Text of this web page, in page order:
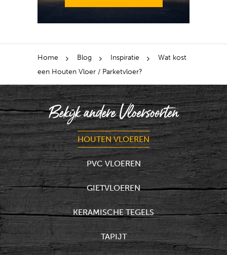
Home Blog Inspiratie
Wat kost
een Houten Vloer / Parketvloer?
Bekijk andere Vloersoorten
HOUTEN VLOEREN
PVC VLOEREN
GIETVLOEREN
KERAMISCHE TEGELS
TAPIJT